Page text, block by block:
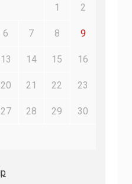
1 2
6 7 8 9
13 14 15 16
20 21 22 23
27 28 29 30